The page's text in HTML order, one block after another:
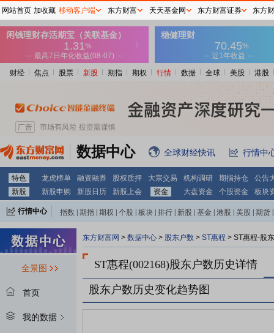
财经 焦点 股票 新股 期指 期权 行情 数据 全球 美股 港股
数据中心 全球财经快讯 行情中
特色 龙虎榜单 融资融券 股权质押 大宗交易 机构调研 期指持仓
公告
新股
新股申购 新股日历 新股上会 资金 大盘资金 个股资金 板块
行情中心 指数 期指 期权 个股 板块 排行 新股 基金 港股 美股 期货
全景图
首页
我的数据
东方财富网 > 数据中心 > 股东户数 > ST惠程 > ST惠程-股
ST惠程(002168)股东户数历史详情
股东户数历史变化趋势图
网站首页 加收藏 移动客户端 东方财富 天天基金网 东方财富证券 东方